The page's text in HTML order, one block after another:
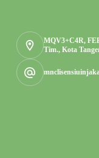
MQV3+C4R,
Tim., Kota